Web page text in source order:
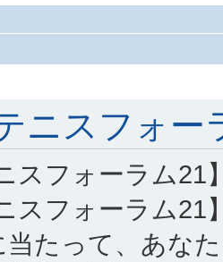
ニスフォ
スフォーラム21
スフォーラム21
当たって、あな